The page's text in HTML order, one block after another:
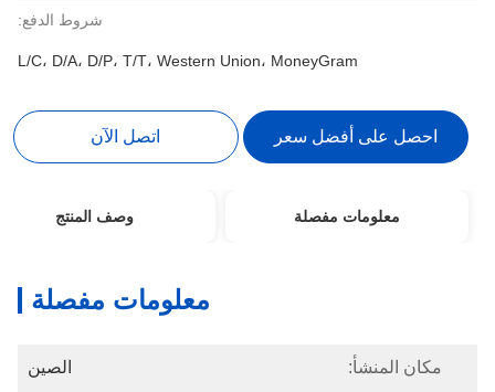
شروط الدفع:
L/C، D/A، D/P، T/T، Western Union، MoneyGram
احصل على أفضل سعر اتصل الآن
معلومات مفصلة وصف المنتج
معلومات مفصلة
مكان المنشأ: الصين